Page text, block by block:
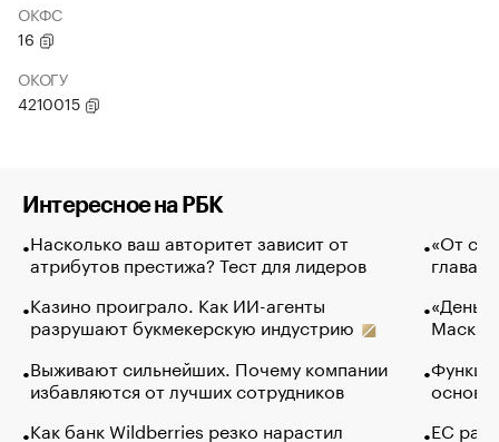
ОКФС
16
ОКОГУ
4210015
Интересное на РБК
Насколько ваш авторитет зависит от
атрибутов престижа? Тест для лидеров
Казино проиграло. Как ИИ-агенты
разрушают букмекерскую индустрию
Выживают сильнейших. Почему компании
избавляются от лучших сотрудников
Как банк Wildberries резко нарастил
«От
глава
Маск в
основ
ЕС